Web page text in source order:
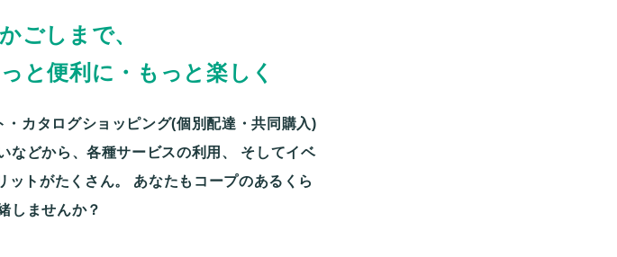
ごしまで、
と便利に・もっと楽しく
カタログショッピング(個別配達・共同購入)
どから、各種サービスの利用、
そしてイベ
トがたくさん。
あなたもコープのあるくら
しませんか？